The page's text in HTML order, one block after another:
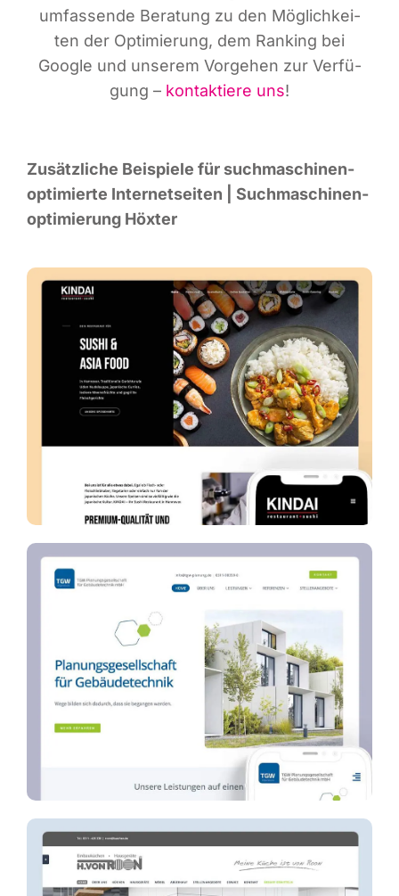
umfas­sen­de Bera­tung zu den Mög­lich­kei­
ten der Opti­mie­rung, dem Ran­king bei
Goog­le und unse­rem Vor­ge­hen zur Ver­fü­
gung – kon­tak­tie­re uns!
Zusätz­li­che Bei­spie­le für such­ma­schi­nen­
op­ti­mier­te Inter­net­sei­ten | Such­ma­schi­nen­
op­ti­mie­rung Höxter